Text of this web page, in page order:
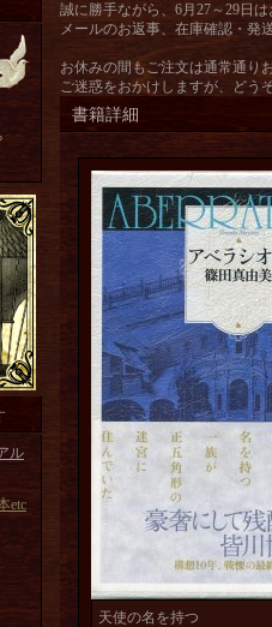
ル
etc
誠に勝手ながら、6月27～29日は
メールのお返事、在庫確認・発
お休みの間もご注文は通常通り
ご迷惑をおかけしますが、どう
書籍詳細
天使の名を持つ